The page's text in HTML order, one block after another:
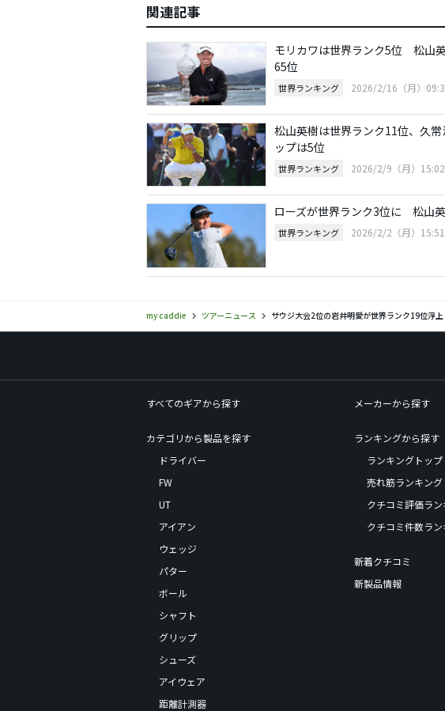
関連記事
モリカワは世界ランク5位 松山
65位
世界ランキング 2026/2/16（月）
松山英樹は世界ランク11位、久
ップは5位
世界ランキング 2026/2/9（月）15:02
ローズが世界ランク3位に 松山
世界ランキング 2026/2/2（月）15:51
my caddie ツアーニュース サウジ大会2位の岩井明愛が世界ランク19位浮上
すべてのギアから探す
カテゴリから製品を探す
ドライバー
FW
UT
アイアン
ウェッジ
パター
ボール
シャフト
グリップ
シューズ
アイウェア
距離計測器
メーカーから探す
ランキングから探す
ランキングトップ
売れ筋ランキング
クチコミ評価ラ
クチコミ件数ラ
新着クチコミ
新製品情報